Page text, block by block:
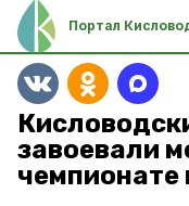
Портал
завоевали
чемпионате